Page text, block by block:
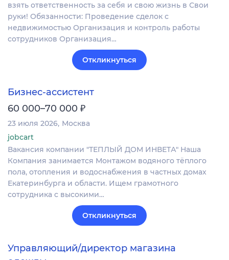
взять ответственность за себя и свою жизнь в Свои
руки! Обязанности: Проведение сделок с
недвижимостью Организация и контроль работы
сотрудников Организация…
Откликнуться
Бизнес-ассистент
60 000–70 000 ₽
23 июля 2026 Москва
jobcart
Вакансия компании "ТЕПЛЫЙ ДОМ ИНВЕТА" Наша
Компания занимается Монтажом водяного тёплого
пола, отопления и водоснабжения в частных домах
Екатеринбурга и области. Ищем грамотного
сотрудника с высокими…
Откликнуться
Управляющий/директор магазина